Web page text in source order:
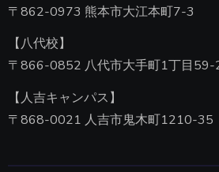
〒862-0973 熊本市大江本町7-3
【八代校】
〒866-0852 八代市大手町1丁目59-
【人吉キャンパス】
〒868-0021 人吉市鬼木町1210-35